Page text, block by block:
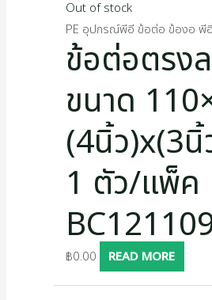
Out of stock
PE อุปกรณ์พีอี ข้อต่อ ข้องอ พีอี
ข้อต่อตรง
ขนาด
(4นิ้ว)x(3นิ้
1 ตัว/แพ็
฿0.00 READ MORE